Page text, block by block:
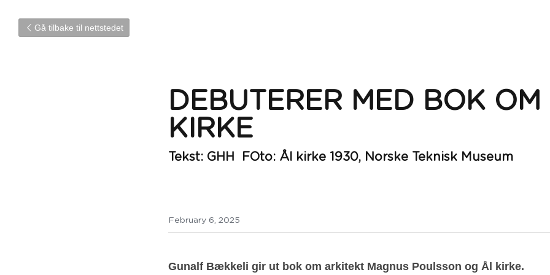
Gå tilbake til nettstedet
DEBUTERER MED BOK
KIRKE
Tekst: GHH  FOto: Ål kirke 1930, Norske Teknisk Museum
February 6, 2025
Gunalf Bækkeli gir ut bok om arkitekt Magnus Poulsson og Ål kirke.